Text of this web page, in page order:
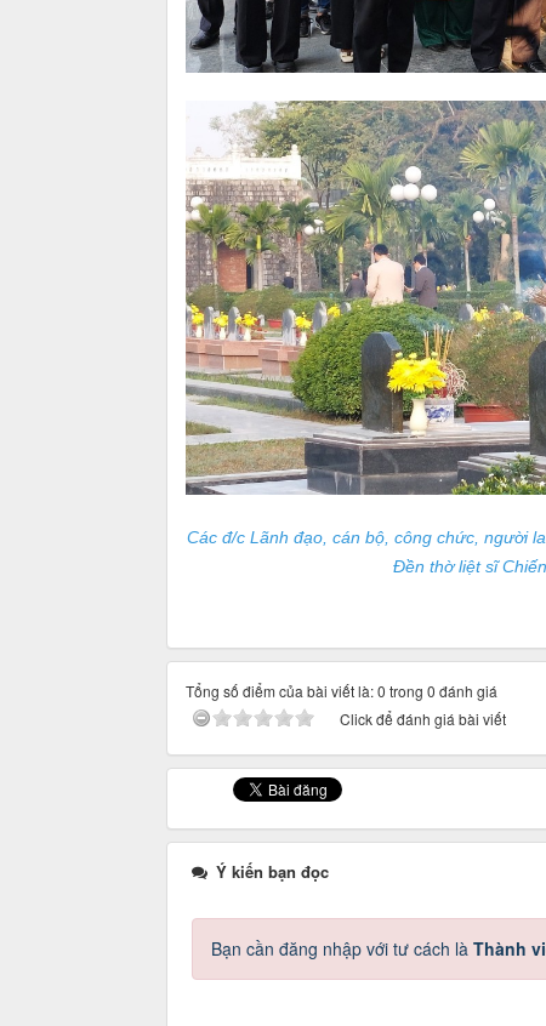
Các đ/c Lãnh đạo, cán bộ, công chức, người
Đền thờ liệt sĩ
Tú
Tổng số điểm của bài viết là: 0 trong 0 đánh giá
Click để đánh giá bài viết
Ý kiến bạn đọc
Bạn cần đăng nhập với tư cách là Thành